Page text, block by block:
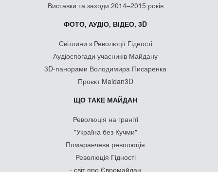
Виставки та заходи 2014–2015 років
ФОТО, АУДІО, ВІДЕО, 3D
Світлини з Революції Гідності
Аудіоспогади учасників Майдану
3D-панорами Володимира Писаренка
Проєкт Maidan3D
ЩО ТАКЕ МАЙДАН
Революція на граніті
"Україна без Кучми"
Помаранчева революція
Революція Гідності
- світ про Євромайдан